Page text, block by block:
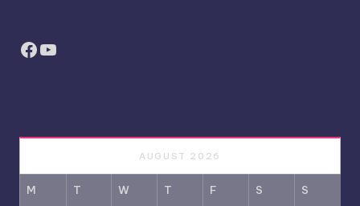
Facebook
YouTube
AUGUST 2026
M T W T F S S